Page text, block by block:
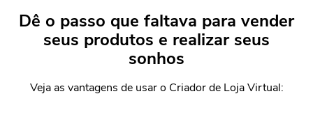
Dê o passo que faltava para vender
seus produtos e realizar seus
sonhos
Veja as vantagens de usar o Criador de Loja Virtual: